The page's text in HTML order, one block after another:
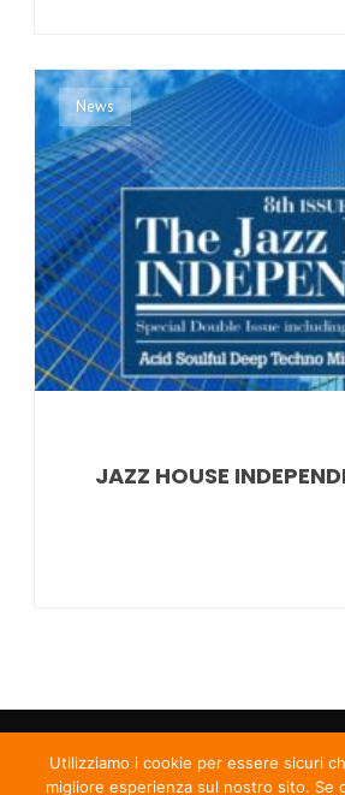
News
JAZZ HOUSE
Utilizziamo i cookie per essere sicuri
migliore esperienza sul nostro sito. Se